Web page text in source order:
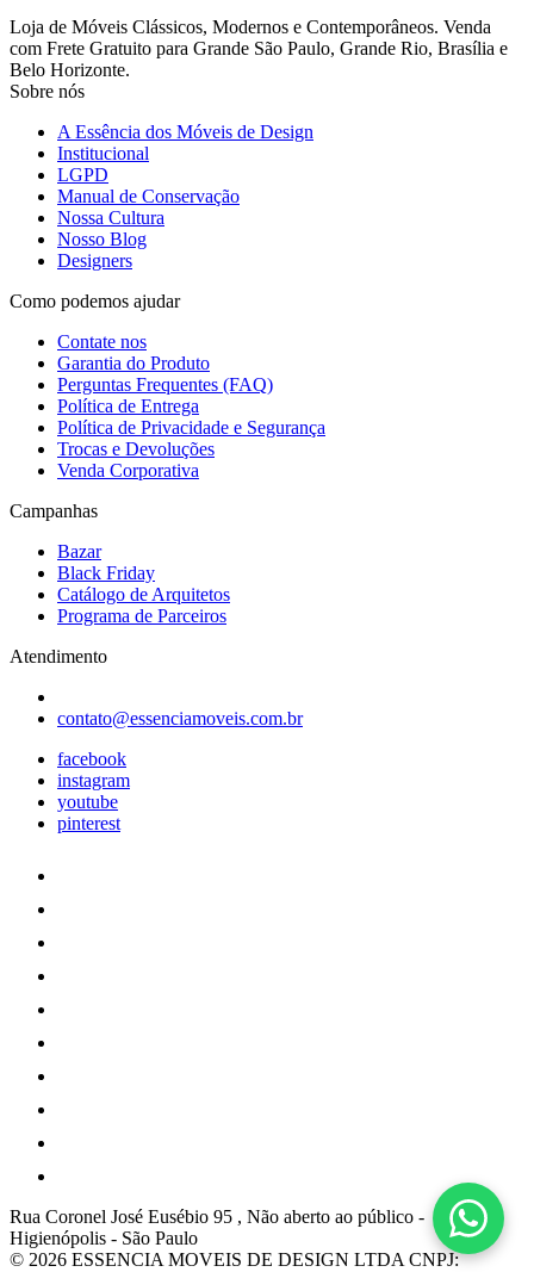
Loja de Móveis Clássicos, Modernos e Contemporâneos. Venda
com Frete Gratuito para Grande São Paulo, Grande Rio, Brasília e
Belo Horizonte.
Sobre nós
A Essência dos Móveis de Design
Institucional
LGPD
Manual de Conservação
Nossa Cultura
Nosso Blog
Designers
Como podemos ajudar
Contate nos
Garantia do Produto
Perguntas Frequentes (FAQ)
Política de Entrega
Política de Privacidade e Segurança
Trocas e Devoluções
Venda Corporativa
Campanhas
Bazar
Black Friday
Catálogo de Arquitetos
Programa de Parceiros
Atendimento
contato@essenciamoveis.com.br
facebook
instagram
youtube
pinterest
Rua Coronel José Eusébio 95 , Não aberto ao público -
Higienópolis - São Paulo
© 2026 ESSENCIA MOVEIS DE DESIGN LTDA CNPJ: